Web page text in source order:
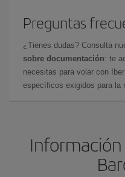
Preguntas
¿Tienes dudas? Consulta
sobre documentación: te
necesitas para volar con
específicos exigidos para la